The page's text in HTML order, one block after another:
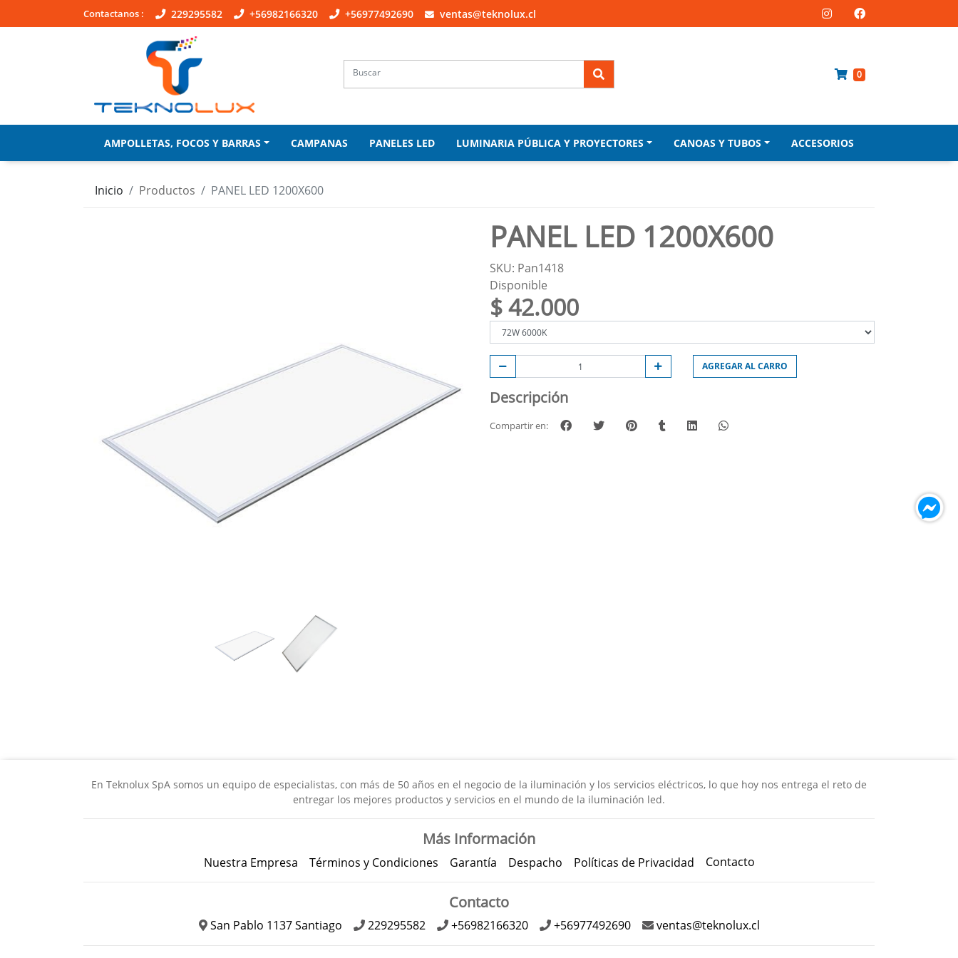
Contactanos : 229295582 +56982166320 +56977492690 ventas@teknolux.cl
0
AMPOLLETAS, FOCOS Y BARRAS CAMPANAS PANELES LED LUMINARIA PÚBLICA Y PROYECTORES CANOAS Y TUBOS ACCESORIOS
Inicio Productos PANEL LED 1200X600
PANEL LED 1200X600
SKU: Pan1418
Disponible
$ 42.000
AGREGAR AL CARRO
Descripción
Compartir en:
En Teknolux SpA somos un equipo de especialistas, con más de 50 años en el negocio de la iluminación y los servicios eléctricos, lo que hoy nos entrega el reto de
entregar los mejores productos y servicios en el mundo de la iluminación led.
Más Información
Nuestra Empresa Términos y Condiciones Garantía Despacho Políticas de Privacidad Contacto
Contacto
San Pablo 1137 Santiago 229295582 +56982166320 +56977492690 ventas@teknolux.cl